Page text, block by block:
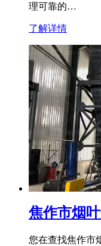
理可靠的…
了解详情
焦作市烟
您在查找焦作市